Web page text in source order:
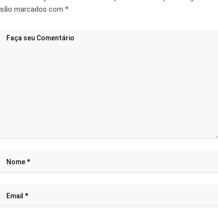
são marcados com *